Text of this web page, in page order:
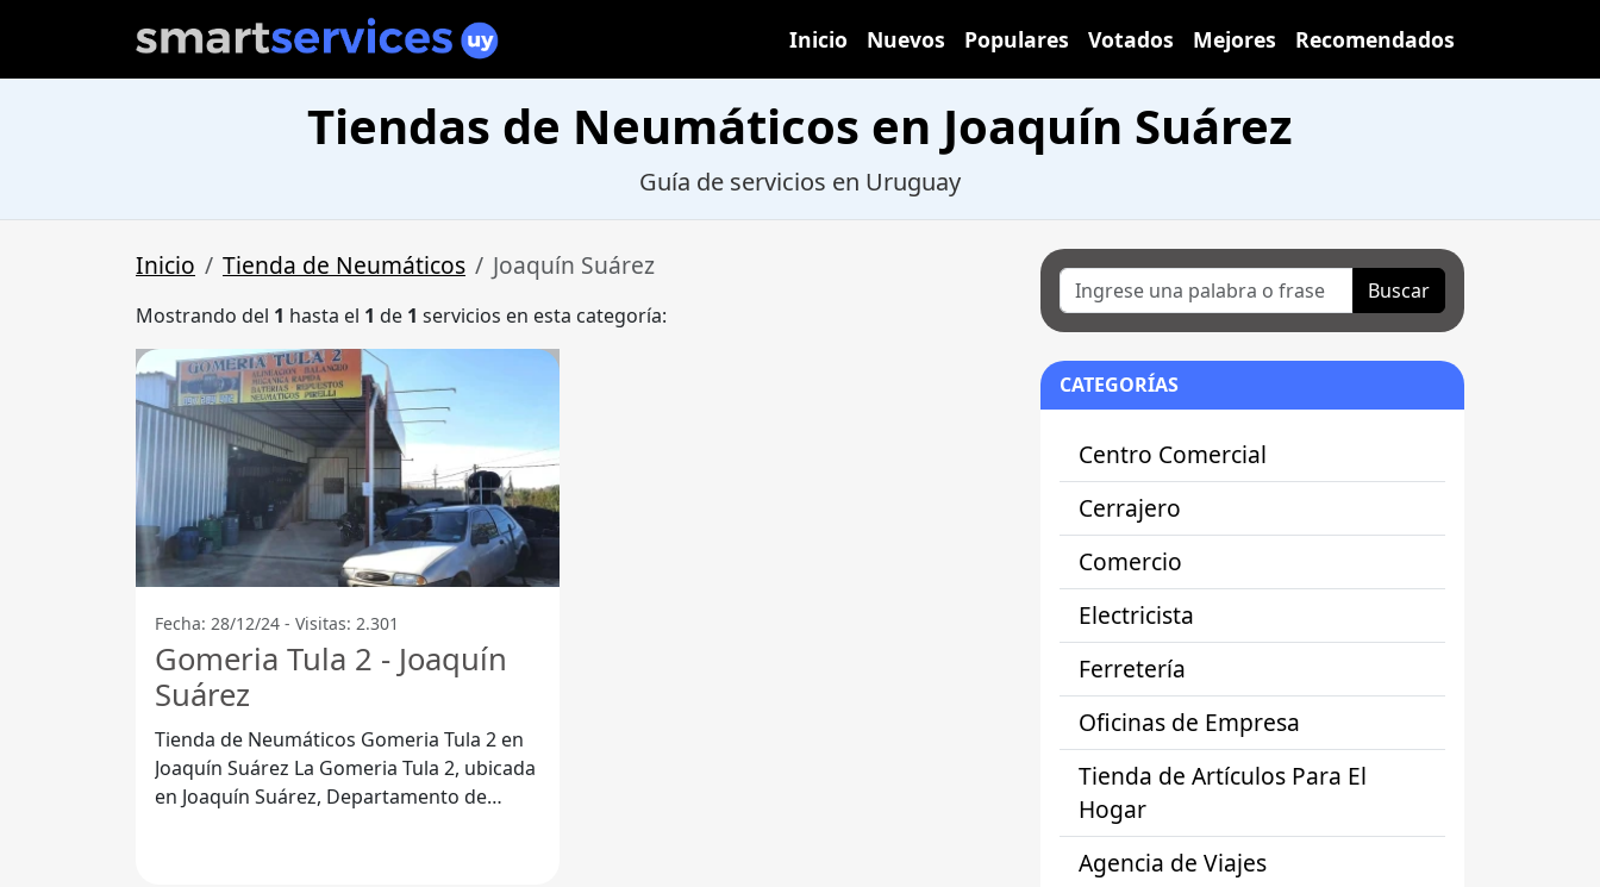
Inicio Nuevos Populares Votados Mejores Recomendados
Tiendas de Neumáticos en Joaquín Suárez
Guía de servicios en Uruguay
Inicio Tienda de Neumáticos Joaquín Suárez
Mostrando del 1 hasta el 1 de 1 servicios en esta categoría:
Fecha: 28/12/24 - Visitas: 2.301
Gomeria Tula 2 - Joaquín
Suárez
Tienda de Neumáticos Gomeria Tula 2 en
Joaquín Suárez La Gomeria Tula 2, ubicada
en Joaquín Suárez, Departamento de
Buscar
CATEGORÍAS
Centro Comercial
Cerrajero
Comercio
Electricista
Ferretería
Oficinas de Empresa
Tienda de Artículos Para El
Hogar
Agencia de Viajes